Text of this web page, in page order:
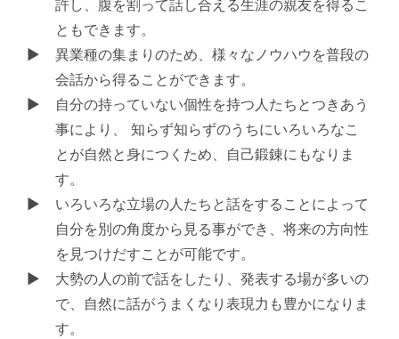
許し、腹を割って話し合える生涯の親友を得るこ
ともできます。
異業種の集まりのため、様々なノウハウを普段の
会話から得ることができます。
自分の持っていない個性を持つ人たちとつきあう
事により、 知らず知らずのうちにいろいろなこ
とが自然と身につくため、自己鍛錬にもなりま
す。
いろいろな立場の人たちと話をすることによって
自分を別の角度から見る事ができ、将来の方向性
を見つけだすことが可能です。
大勢の人の前で話をしたり、発表する場が多いの
で、自然に話がうまくなり表現力も豊かになりま
す。